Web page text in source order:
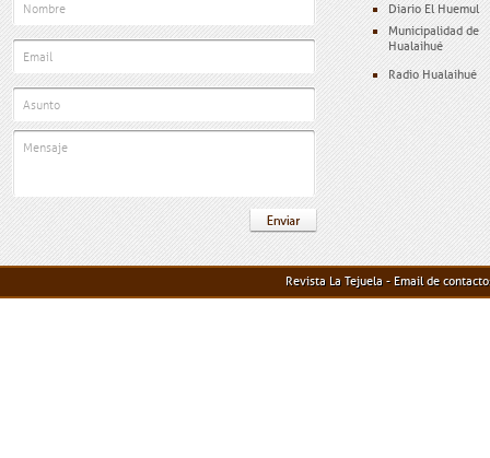
Diario El Huemul
Municipalidad de
Hualaihué
Radio Hualaihué
Revista La Tejuela - Email de